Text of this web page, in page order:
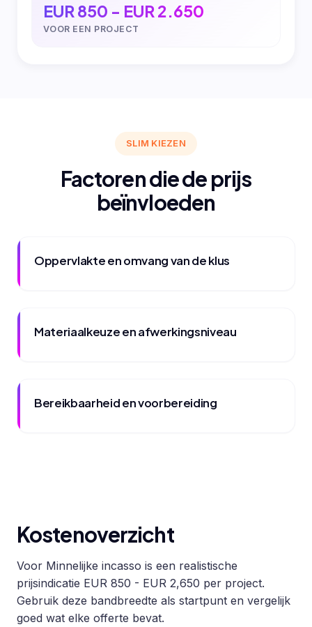
EUR 850 - EUR 2.650
VOOR EEN PROJECT
SLIM KIEZEN
Factoren die de prijs
beïnvloeden
Oppervlakte en omvang van de klus
Materiaalkeuze en afwerkingsniveau
Bereikbaarheid en voorbereiding
Kostenoverzicht
Voor Minnelijke incasso is een realistische
prijsindicatie EUR 850 - EUR 2,650 per project.
Gebruik deze bandbreedte als startpunt en vergelijk
goed wat elke offerte bevat.